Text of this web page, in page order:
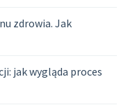
zdrowia. Jak
jak wygląda proces